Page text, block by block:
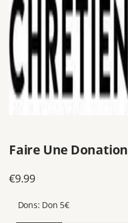
Faire Une Donation
Prix
vente
€9.99
Dons: Don 5€